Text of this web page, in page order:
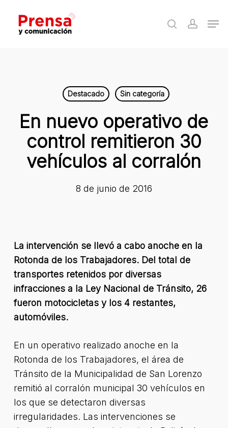
main
search
Destacado Sin categoría
En nuevo operativo de
control remitieron 30
vehículos al corralón
8 de junio de 2016
La intervención se llevó a cabo anoche en la
Rotonda de los Trabajadores. Del total de
transportes retenidos por diversas
infracciones a la Ley Nacional de Tránsito, 26
fueron motocicletas y los 4 restantes,
automóviles.
En un operativo realizado anoche en la
Rotonda de los Trabajadores, el área de
Tránsito de la Municipalidad de San Lorenzo
remitió al corralón municipal 30 vehículos en
los que se detectaron diversas
irregularidades. Las intervenciones se